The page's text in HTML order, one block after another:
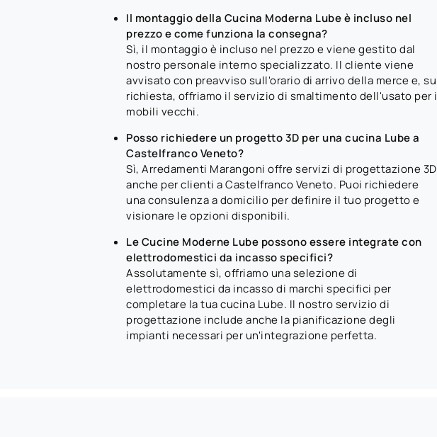
Il montaggio della Cucina Moderna Lube è incluso nel
prezzo e come funziona la consegna?
Sì, il montaggio è incluso nel prezzo e viene gestito dal
nostro personale interno specializzato. Il cliente viene
avvisato con preavviso sull'orario di arrivo della merce e, su
richiesta, offriamo il servizio di smaltimento dell'usato per i
mobili vecchi.
Posso richiedere un progetto 3D per una cucina Lube a
Castelfranco Veneto?
Sì, Arredamenti Marangoni offre servizi di progettazione 3D
anche per clienti a Castelfranco Veneto. Puoi richiedere
una consulenza a domicilio per definire il tuo progetto e
visionare le opzioni disponibili.
Le Cucine Moderne Lube possono essere integrate con
elettrodomestici da incasso specifici?
Assolutamente sì, offriamo una selezione di
elettrodomestici da incasso di marchi specifici per
completare la tua cucina Lube. Il nostro servizio di
progettazione include anche la pianificazione degli
impianti necessari per un'integrazione perfetta.